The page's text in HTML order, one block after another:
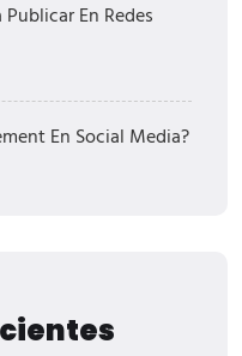
En Redes
En Social Media?